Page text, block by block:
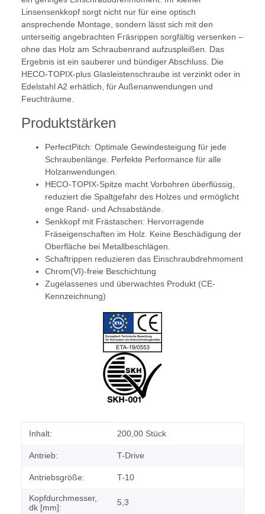
Linsensenkkopf sorgt nicht nur für eine optisch
ansprechende Montage, sondern lässt sich mit den
unterseitig angebrachten Fräsrippen sorgfältig versenken –
ohne das Holz am Schraubenrand aufzuspleißen. Das
Ergebnis ist ein sauberer und bündiger Abschluss. Die
HECO-TOPIX-plus Glasleistenschraube ist verzinkt oder in
Edelstahl A2 erhätlich, für Außenanwendungen und
Feuchträume.
Produktstärken
PerfectPitch: Optimale Gewindesteigung für jede
Schraubenlänge. Perfekte Performance für alle
Holzanwendungen.
HECO-TOPIX-Spitze macht Vorbohren überflüssig,
reduziert die Spaltgefahr des Holzes und ermöglicht
enge Rand- und Achsabstände.
Senkkopf mit Frästaschen: Hervorragende
Fräseigenschaften im Holz. Keine Beschädigung der
Oberfläche bei Metallbeschlägen.
Schaftrippen reduzieren das Einschraubdrehmoment
Chrom(VI)-freie Beschichtung
Zugelassenes und überwachtes Produkt (CE-
Kennzeichnung)
Produkteigenschaft
Wert
Inhalt: 200,00 Stück
Antrieb: T-Drive
Antriebsgröße: T-10
Kopfdurchmesser,
dk [mm]:
5,3